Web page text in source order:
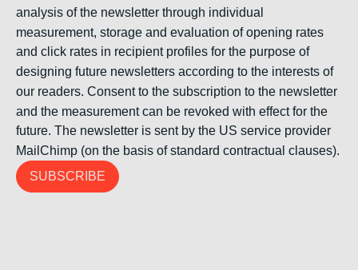
analysis of the newsletter through individual
measurement, storage and evaluation of opening rates
and click rates in recipient profiles for the purpose of
designing future newsletters according to the interests of
our readers. Consent to the subscription to the newsletter
and the measurement can be revoked with effect for the
future. The newsletter is sent by the US service provider
MailChimp (on the basis of standard contractual clauses).
SUBSCRIBE